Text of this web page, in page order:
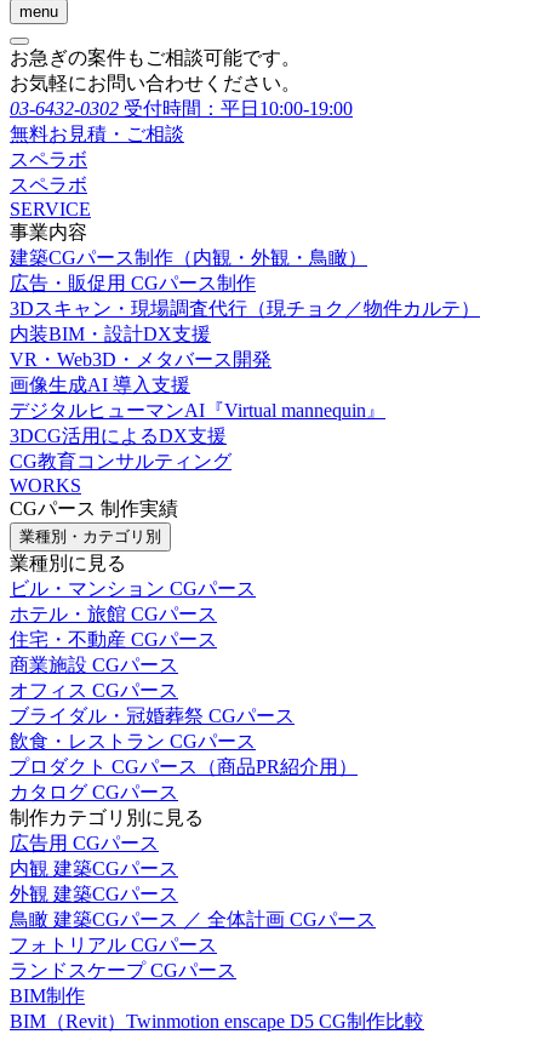
menu
お急ぎの案件もご相談可能です。
お気軽にお問い合わせください。
03-6432-0302 受付時間：平日10:00-19:00
無料お見積・ご相談
スペラボ
スペラボ
SERVICE
事業内容
建築CGパース制作（内観・外観・鳥瞰）
広告・販促用 CGパース制作
3Dスキャン・現場調査代行（現チョク／物件カルテ）
内装BIM・設計DX支援
VR・Web3D・メタバース開発
画像生成AI 導入支援
デジタルヒューマンAI『Virtual mannequin』
3DCG活用によるDX支援
CG教育コンサルティング
WORKS
CGパース 制作実績
業種別・カテゴリ別
業種別に見る
ビル・マンション CGパース
ホテル・旅館 CGパース
住宅・不動産 CGパース
商業施設 CGパース
オフィス CGパース
ブライダル・冠婚葬祭 CGパース
飲食・レストラン CGパース
プロダクト CGパース（商品PR紹介用）
カタログ CGパース
制作カテゴリ別に見る
広告用 CGパース
内観 建築CGパース
外観 建築CGパース
鳥瞰 建築CGパース ／ 全体計画 CGパース
フォトリアル CGパース
ランドスケープ CGパース
BIM制作
BIM（Revit）Twinmotion enscape D5 CG制作比較